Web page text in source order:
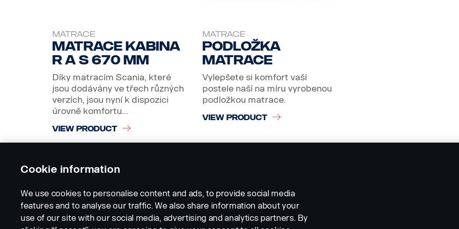
MATRACE
Matrace kabina
R a S 670 mm
Díky matracím Scania, které
jsou dodávány ve třech různých
verzích, jsou nyní k dispozici
úrovně komfortu...
VIEW PRODUCT
MATRACE
Podložka
matrace
Vylepšete si komfort vaší
postele naší na míru vyrobenou
podložkou matrace.
VIEW PRODUCT
Cookie information
We use cookies to personalise content and ads, to provide social media
features and to analyse our traffic. We also share information about your
use of our site with our social media, advertising and analytics partners. By